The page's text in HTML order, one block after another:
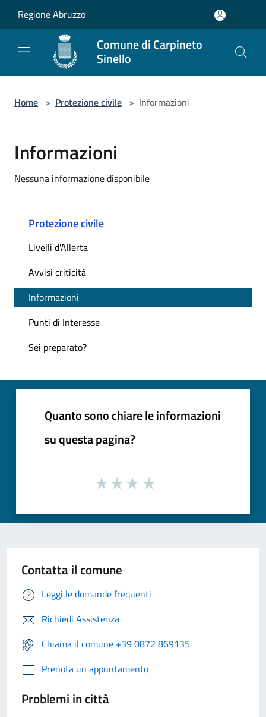
Regione Abruzzo
Comune di Carpineto
Sinello
Home > Protezione civile > Informazioni
Informazioni
Nessuna informazione disponibile
Protezione civile
Livelli d'Allerta
Avvisi criticità
Informazioni
Punti di Interesse
Sei preparato?
Quanto sono chiare le informazioni
su questa pagina?
Contatta il comune
Leggi le domande frequenti
Richiedi Assistenza
Chiama il comune +39 0872 869135
Prenota un appuntamento
Problemi in città